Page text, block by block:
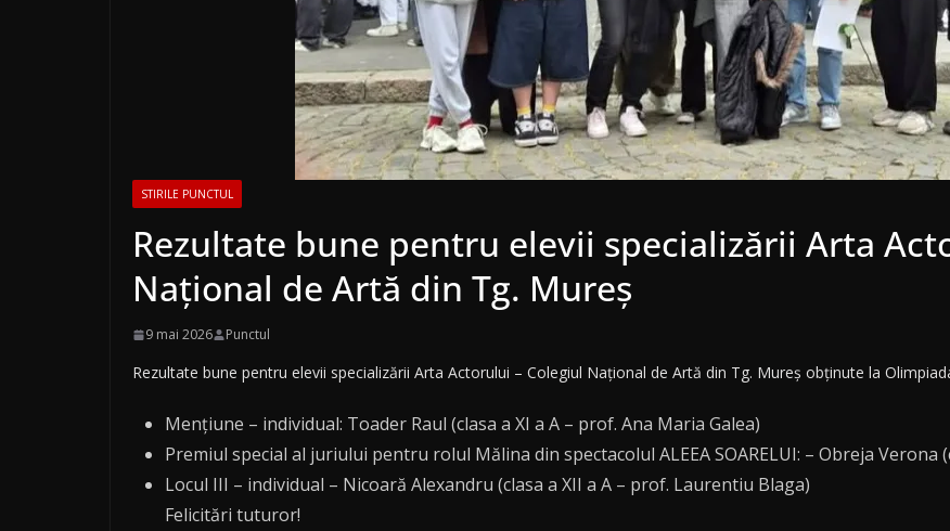
STIRILE PUNCTUL
Rezultate bune pentru elevii specializării Arta
Național de Artă din Tg. Mureș
9 mai 2026 Punctul
Rezultate bune pentru elevii specializării Arta Actorului – Colegiul Național de Artă din Tg. Mureș obținute la
Mențiune – individual: Toader Raul (clasa a XI a A – prof. Ana Maria Galea)
Premiul special al juriului pentru rolul Mălina din spectacolul ALEEA SOARELUI: – Obreja Verona
Locul III – individual – Nicoară Alexandru (clasa a XII a A – prof. Laurentiu Blaga)
Felicitări tuturor!